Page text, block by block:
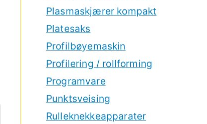
Plasmaskjærer kompakt
Platesaks
Profilbøyemaskin
Profilering / rollforming
Programvare
Punktsveising
Rulleknekkeapparater